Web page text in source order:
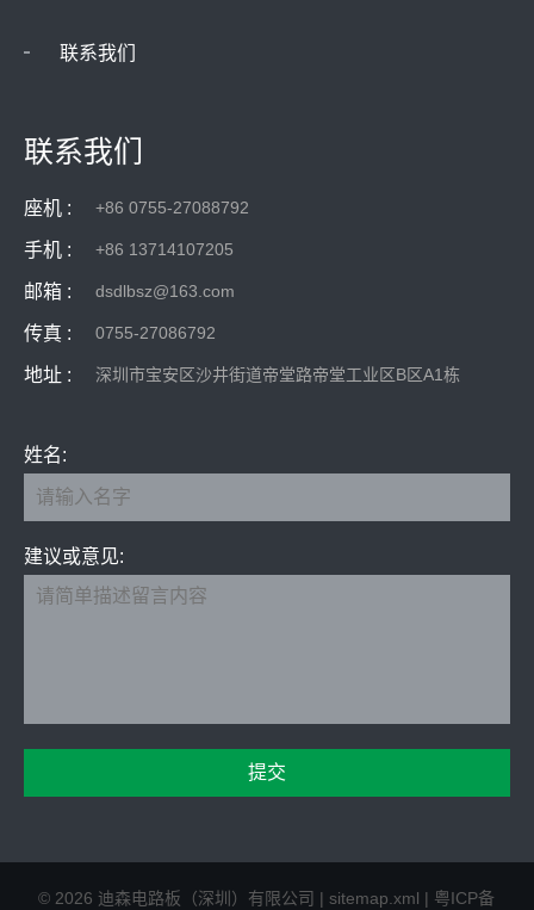
联系我们
联系我们
座机 : +86 0755-27088792
手机 : +86 13714107205
邮箱 : dsdlbsz@163.com
传真 : 0755-27086792
地址 : 深圳市宝安区沙井街道帝堂路帝堂工业区B区A1栋
姓名:
建议或意见:
© 2026 迪森电路板（深圳）有限公司 |sitemap.xml | 粤ICP备